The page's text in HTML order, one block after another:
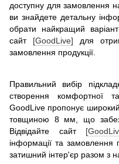
доступну для замовлення
ви знайдете детальну
обрати найкращий
сайт [GoodLive] для
замовлення продукції.
Правильний вибір
створення комфортної
GoodLive пропонує широкий
товщиною 8 мм, що
Відвідайте сайт
інформації та замовлення
затишний інтер'єр разом з